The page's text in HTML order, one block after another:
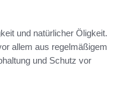
und natürlicher Öligkeit.
allem aus regelmäßigem
und Schutz vor